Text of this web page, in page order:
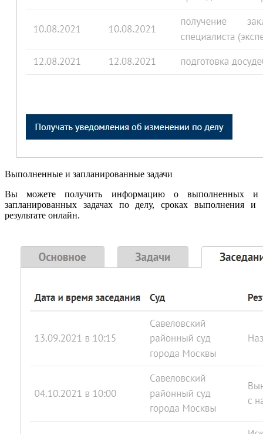
Выполненные и запланированные задачи
Вы можете получить информацию о выполненных и
запланированных задачах по делу, сроках выполнения и
результате онлайн.